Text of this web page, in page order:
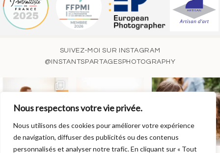
Nous respectons votre vie privée.
Nous utilisons des cookies pour améliorer votre expérience
de navigation, diffuser des publicités ou des contenus
personnalisés et analyser notre trafic. En cliquant sur « Tout
SUIVEZ-MOI SUR INSTAGRAM
@INSTANTSPARTAGESPHOTOGRAPHY